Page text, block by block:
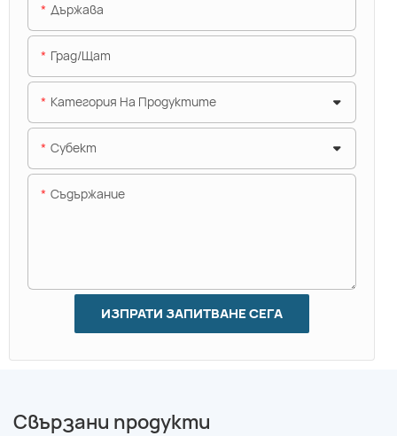
Държава
Град/щат
Категория На Продуктите
Субект
Съдържание
ИЗПРАТИ ЗАПИТВАНЕ СЕГА
Свързани продукти